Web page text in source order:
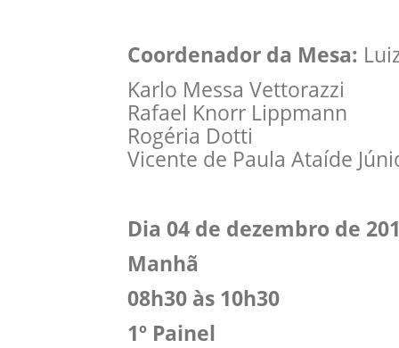
Coordenador da Mesa:
Karlo Messa Vettorazzi
Rafael Knorr Lippmann
Rogéria Dotti
Vicente de Paula Ataíde
Dia 04 de dezembro de
Manhã
08h30 às 10h30
1º Painel